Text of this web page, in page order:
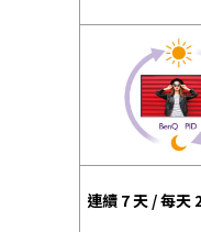
連續 7 天 / 每天